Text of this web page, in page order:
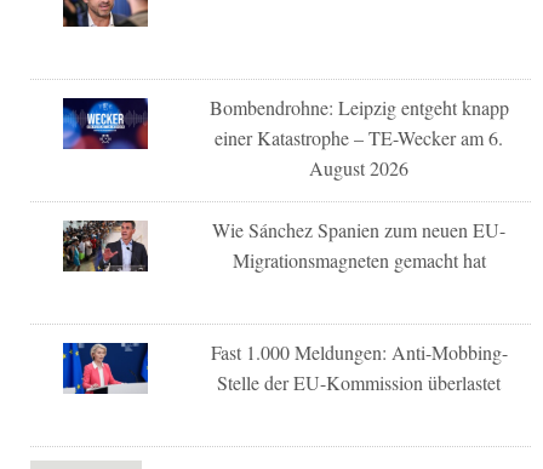
Bombendrohne: Leipzig entgeht knapp
einer Katastrophe – TE-Wecker am 6.
August 2026
Wie Sánchez Spanien zum neuen EU-
Migrationsmagneten gemacht hat
Fast 1.000 Meldungen: Anti-Mobbing-
Stelle der EU-Kommission überlastet